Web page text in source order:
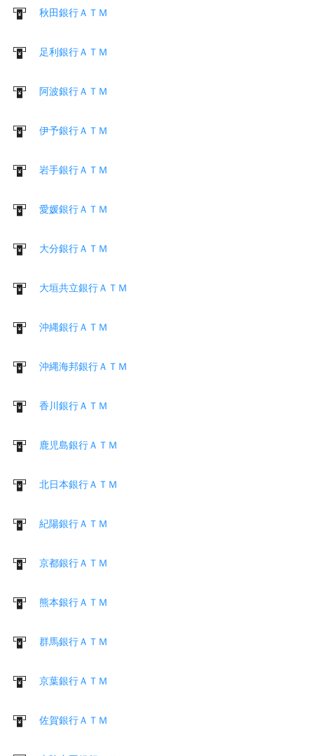
秋田銀行ＡＴＭ
足利銀行ＡＴＭ
阿波銀行ＡＴＭ
伊予銀行ＡＴＭ
岩手銀行ＡＴＭ
愛媛銀行ＡＴＭ
大分銀行ＡＴＭ
大垣共立銀行ＡＴＭ
沖縄銀行ＡＴＭ
沖縄海邦銀行ＡＴＭ
香川銀行ＡＴＭ
鹿児島銀行ＡＴＭ
北日本銀行ＡＴＭ
紀陽銀行ＡＴＭ
京都銀行ＡＴＭ
熊本銀行ＡＴＭ
群馬銀行ＡＴＭ
京葉銀行ＡＴＭ
佐賀銀行ＡＴＭ